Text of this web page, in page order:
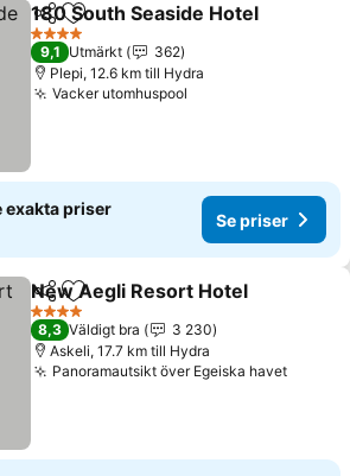
Dela Lägg till i Mina Favoriter
180 South Seaside Hotel
4 Stjärnor
9,1 Utmärkt
362
Plepi, 12.6 km till Hydra
Vacker utomhuspool
exakta priser
Se priser
Dela Lägg till i Mina Favoriter
New Aegli Resort Hotel
4 Stjärnor
8,3 Väldigt bra
3 230
Askeli, 17.7 km till Hydra
Panoramautsikt över Egeiska havetSe